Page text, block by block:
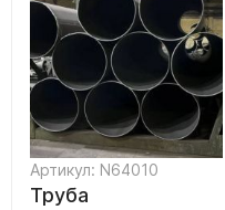
Артикул: N64010
Труба